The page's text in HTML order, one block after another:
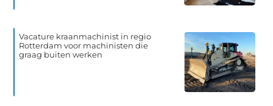
Vacature kraanmachinist in regio
Rotterdam voor machinisten die
graag buiten werken